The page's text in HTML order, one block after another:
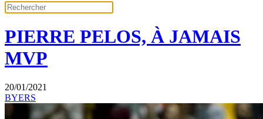
PIERRE PELOS, À JAMAIS
MVP
20/01/2021
BYERS